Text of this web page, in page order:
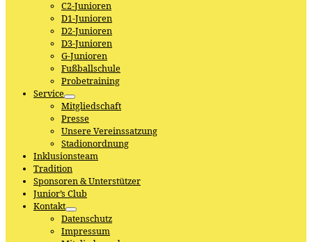
C2-Junioren
D1-Junioren
D2-Junioren
D3-Junioren
G-Junioren
Fußballschule
Probetraining
Service
Mitgliedschaft
Presse
Unsere Vereinssatzung
Stadionordnung
Inklusionsteam
Tradition
Sponsoren & Unterstützer
Junior’s Club
Kontakt
Datenschutz
Impressum